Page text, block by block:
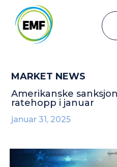
MARKET NEWS
Amerikanske
ratehopp i januar
januar 31, 2025